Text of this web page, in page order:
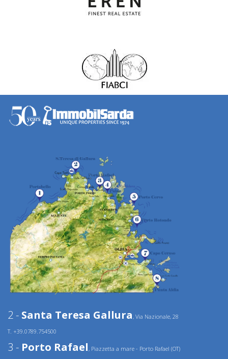
2 - Santa Teresa Gallura, Via Nazionale, 28
T. +39.0789.754500
3 - Porto Rafael, Piazzetta a mare - Porto Rafael (OT)